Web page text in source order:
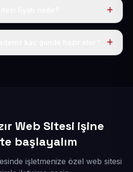
50 USD + KDV. Bu bedele alan
Web Sitesi işine
başlayalım
işletmenize özel web sitesi